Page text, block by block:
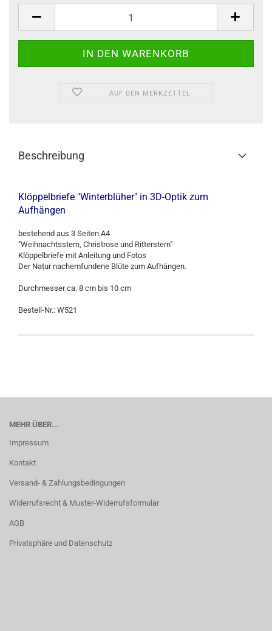
AUF DEN MERKZETTEL
Beschreibung
Klöppelbriefe "Winterblüher" in 3D-Optik zum
Aufhängen
bestehend aus 3 Seiten A4
"Weihnachtsstern, Christrose und Ritterstern"
Klöppelbriefe mit Anleitung und Fotos
Der Natur nachemfundene Blüte zum Aufhängen.
Durchmesser ca. 8 cm bis 10 cm
Bestell-Nr.: W521
MEHR ÜBER...
Impressum
Kontakt
Versand- & Zahlungsbedingungen
Widerrufsrecht & Muster-Widerrufsformular
AGB
Privatsphäre und Datenschutz